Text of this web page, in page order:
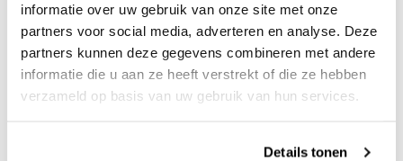
informatie over uw gebruik van onze site met onze
partners voor social media, adverteren en analyse. Deze
partners kunnen deze gegevens combineren met andere
informatie die u aan ze heeft verstrekt of die ze hebben
verzameld op basis van uw gebruik van hun services.
Details tonen
+ In winkelwagen
(€ 4,83 incl. btw)
+ In winkelwagen
(€ 4,83 incl. btw)